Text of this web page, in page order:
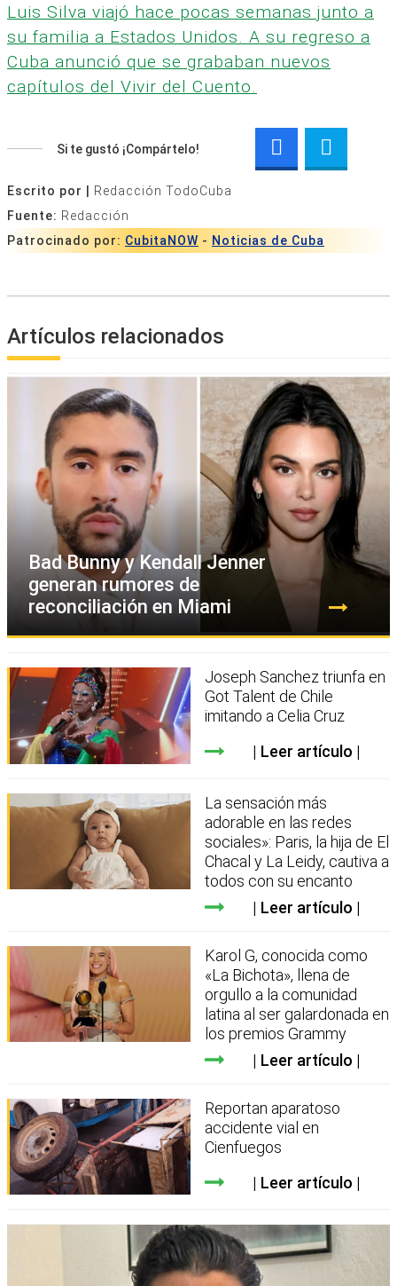
Luis Silva viajó hace pocas semanas junto a
su familia a Estados Unidos. A su regreso a
Cuba anunció que se grababan nuevos
capítulos del Vivir del Cuento.
Si te gustó ¡Compártelo!
Escrito por |
Redacción TodoCuba
Fuente: Redacción
Patrocinado por: CubitaNOW - Noticias de Cuba
Artículos relacionados
Bad Bunny y Kendall Jenner
generan rumores de
reconciliación en Miami
Joseph Sanchez triunfa en
Got Talent de Chile
imitando a Celia Cruz
Leer artículo
La sensación más
adorable en las redes
sociales»: Paris, la hija de El
Chacal y La Leidy, cautiva a
todos con su encanto
Leer artículo
Karol G, conocida como
«La Bichota», llena de
orgullo a la comunidad
latina al ser galardonada en
los premios Grammy
Leer artículo
Reportan aparatoso
accidente vial en
Cienfuegos
Leer artículo